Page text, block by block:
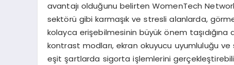
avantajı olduğunu belirten WomenTech
sektörü gibi karmaşık ve stresli alanlarda,
kolayca erişebilmesinin büyük önem
kontrast modları, ekran okuyucu uyumluluğu
eşit şartlarda sigorta işlemlerini